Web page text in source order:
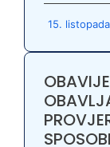
15.